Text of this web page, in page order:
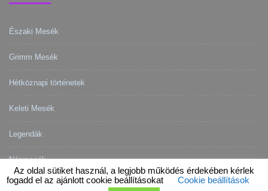
Északi Mesék
Grimm Mesék
Hétköznapi történetek
Keleti Mesék
Legendák
Népmesék
Az oldal sütiket használ, a legjobb működés érdekében kérlek
fogadd el az ajánlott cookie beállításokat
Cookie beállítások